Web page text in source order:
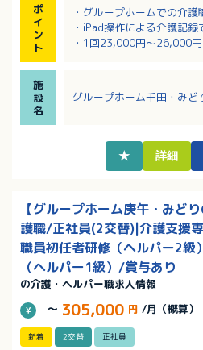
ポ
イ
ン
ト
・グループホームでの介護
・iPad操作による介護記録
・1回23,000円～26,000円
施
設
名
グループホーム千田・みど
★ 詳細
【グループホーム庚午・みど
護職/正社員(2交替)|介護支援
職員初任者研修（ヘルパー2級
（ヘルパー1級）/賞与あり
の介護・ヘルパー職求人情報
～ 305,000 円 /月（概算）
新着 2交替 正社員